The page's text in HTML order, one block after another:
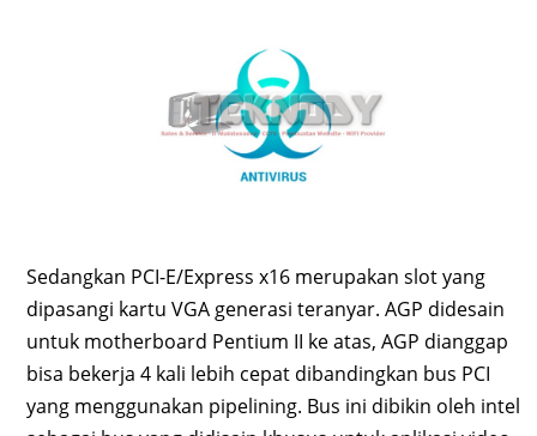
Sedangkan PCI-E/Express x16 merupakan slot yang
dipasangi kartu VGA generasi teranyar. AGP didesain
untuk motherboard Pentium II ke atas, AGP dianggap
bisa bekerja 4 kali lebih cepat dibandingkan bus PCI
yang menggunakan pipelining. Bus ini dibikin oleh intel